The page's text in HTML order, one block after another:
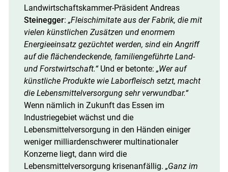
Landwirtschaftskammer-Präsident Andreas
Steinegger: „Fleischimitate aus der Fabrik, die mit
vielen künstlichen Zusätzen und enormem
Energieeinsatz gezüchtet werden, sind ein Angriff
auf die flächendeckende, familiengeführte Land-
und Forstwirtschaft.“ Und er betonte: „Wer auf
künstliche Produkte wie Laborfleisch setzt, macht
die Lebensmittelversorgung sehr verwundbar.“
Wenn nämlich in Zukunft das Essen im
Industriegebiet wächst und die
Lebensmittelversorgung in den Händen einiger
weniger milliardenschwerer multinationaler
Konzerne liegt, dann wird die
Lebensmittelversorgung krisenanfällig. „Ganz im